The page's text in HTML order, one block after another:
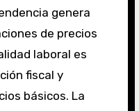
genera
de precios
laboral es
fiscal y
básicos. La